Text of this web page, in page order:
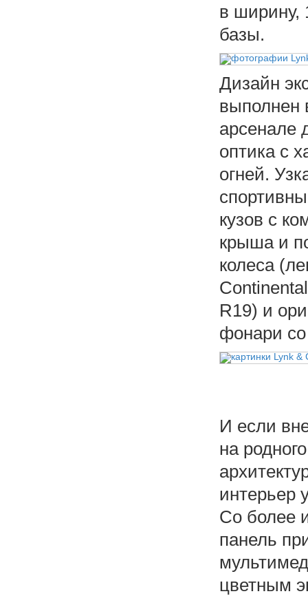
в ширину,
базы.
Дизайн
выполнен
арсенале
оптика с
огней.
кузов с
крыша и
колеса
R19) и
фонари
И если
на
интерьер
Co более
панель
цветным